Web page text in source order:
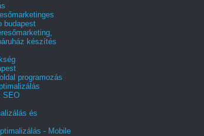
budapest
készítés
programozás
SEO
és
- Mobile